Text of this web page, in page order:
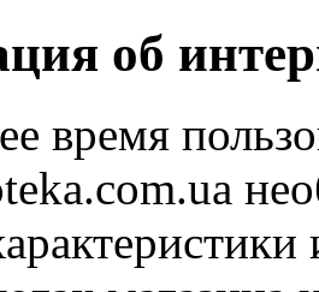
об
время